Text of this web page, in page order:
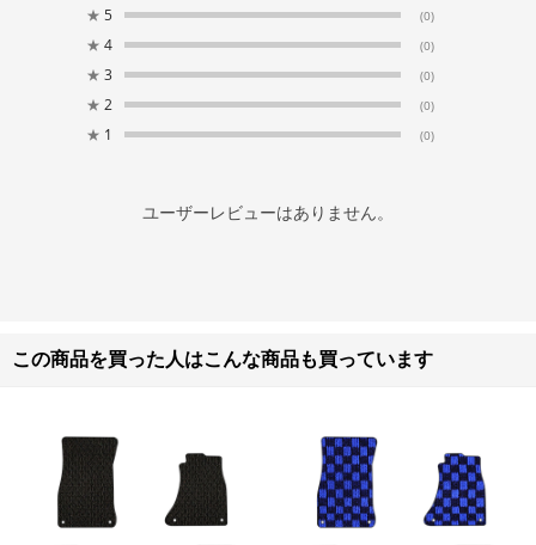
★ 5 (0)
★ 4 (0)
★ 3 (0)
★ 2 (0)
★ 1 (0)
ユーザーレビューはありません。
この商品を買った人はこんな商品も買っています